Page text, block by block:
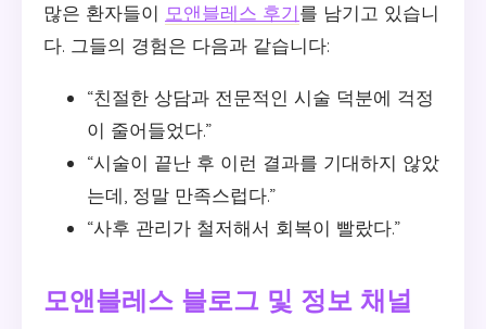
많은 환자들이 모앤블레스 후기를 남기고 있습니
다. 그들의 경험은 다음과 같습니다:
“친절한 상담과 전문적인 시술 덕분에 걱정
이 줄어들었다.”
“시술이 끝난 후 이런 결과를 기대하지 않았
는데, 정말 만족스럽다.”
“사후 관리가 철저해서 회복이 빨랐다.”
모앤블레스 블로그 및 정보 채널